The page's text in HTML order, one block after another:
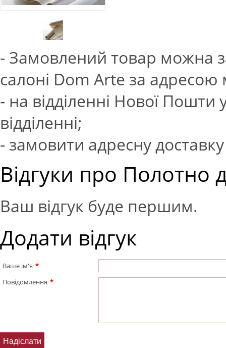
- Замовлений товар можна
салоні Dom Arte за адресою
- на відділенні Нової Пошти
відділенні;
- замовити адресну
Відгуки про Полотно
Ваш відгук буде першим.
Додати відгук
Ваше ім'я *
Повідомлення *